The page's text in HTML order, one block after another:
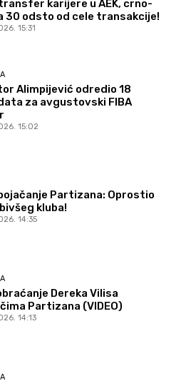
karijere u AEK, crno-
30 odsto od cele transakcije!
15:31
Alimpijević odredio 18
za avgustovski FIBA
15:02
Partizana: Oprostio
kluba!
14:35
Dereka Vilisa
Partizana (VIDEO)
14:13